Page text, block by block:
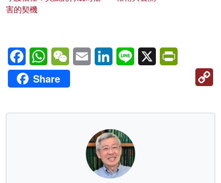
害的契機
FacebookWhatsAppWeChatEmail LinkedInLine X
Share